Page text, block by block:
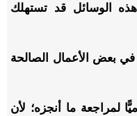
هذه الوسائل قد تستهلك
في بعض الأعمال الصالحة
لمراجعة ما أنجزه؛ لأن